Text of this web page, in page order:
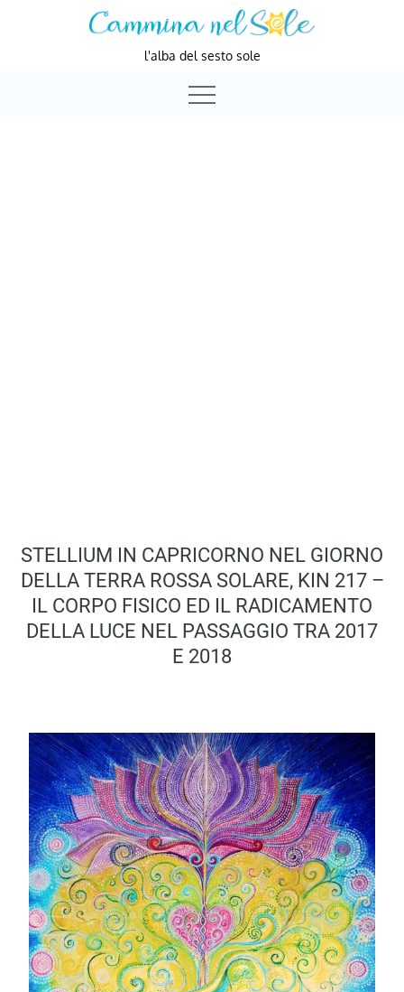
l'alba del sesto sole
STELLIUM IN CAPRICORNO NEL GIORNO
DELLA TERRA ROSSA SOLARE, KIN 217 –
IL CORPO FISICO ED IL RADICAMENTO
DELLA LUCE NEL PASSAGGIO TRA 2017
E 2018